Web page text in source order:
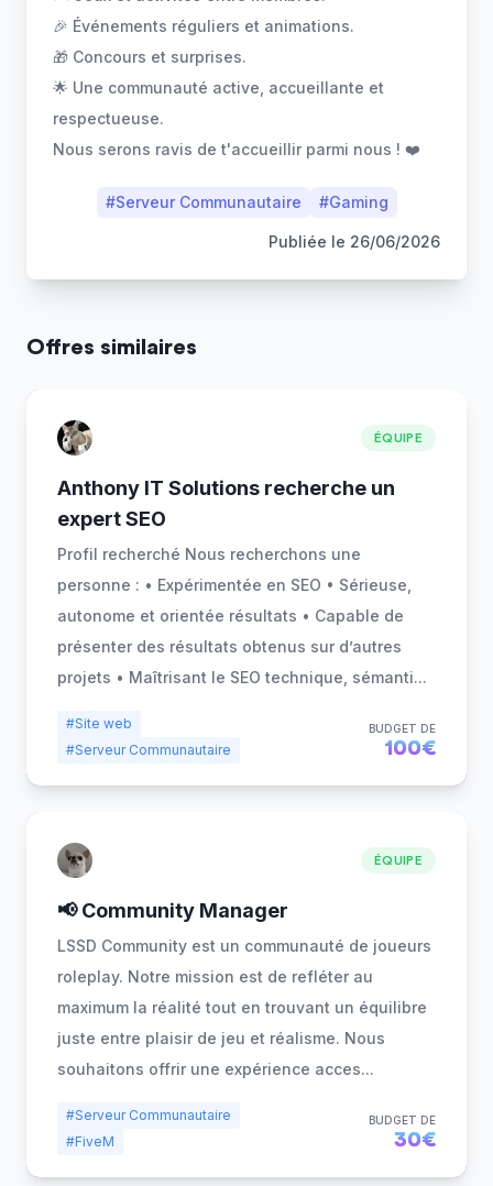
🎉 Événements réguliers et animations.
🎁 Concours et surprises.
🌟 Une communauté active, accueillante et
respectueuse.
Nous serons ravis de t'accueillir parmi nous ! ❤️
#Serveur Communautaire #Gaming
Publiée le 26/06/2026
Offres similaires
ÉQUIPE
Anthony IT Solutions recherche un
expert SEO
Profil recherché Nous recherchons une
personne : • Expérimentée en SEO • Sérieuse,
autonome et orientée résultats • Capable de
présenter des résultats obtenus sur d’autres
projets • Maîtrisant le SEO technique, sémanti...
#Site web
#Serveur Communautaire
BUDGET DE
100€
ÉQUIPE
📢 Community Manager
LSSD Community est un communauté de joueurs
roleplay. Notre mission est de refléter au
maximum la réalité tout en trouvant un équilibre
juste entre plaisir de jeu et réalisme. Nous
souhaitons offrir une expérience acces...
#Serveur Communautaire
#FiveM
BUDGET DE
30€